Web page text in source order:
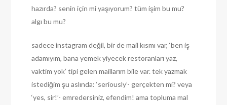
hazırda? senin için mi yaşıyorum? tüm işim bu mu?
algı bu mu?
sadece instagram değil, bir de mail kısmı var, ‘ben iş
adamıyım, bana yemek yiyecek restoranları yaz,
vaktim yok’ tipi gelen maillarım bile var. tek yazmak
istediğim şu aslında: ‘seriously’- gerçekten mi? veya
‘yes, sir!’- emredersiniz, efendim! ama topluma mal